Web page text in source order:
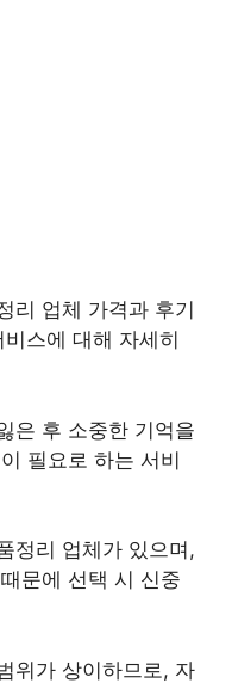
리 업체 가격과 후기
스에 대해 자세히
은 후 소중한 기억을
필요로 하는 서비
정리 업체가 있으며,
문에 선택 시 신중
위가 상이하므로, 자